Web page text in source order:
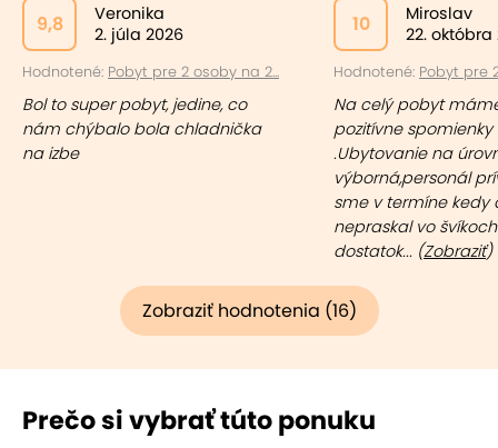
9,8
Veronika
2. júla 2026
Hodnotené: Pobyt pre 2 osoby na 2...
Bol to super pobyt, jedine, co
nám chýbalo bola chladnička
na izbe
10
Miroslav
22. októbra
Hodnotené: Pobyt pre
Na celý pobyt
pozitívne spomienky
.Ubytovanie na
výborná,personál
sme v termíne kedy
nepraskal vo
dostatok... (Zobraziť)
Zobraziť hodnotenia (16)
Prečo si vybrať túto ponuku